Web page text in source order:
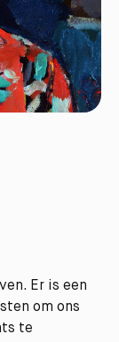
Er is een
om ons
te